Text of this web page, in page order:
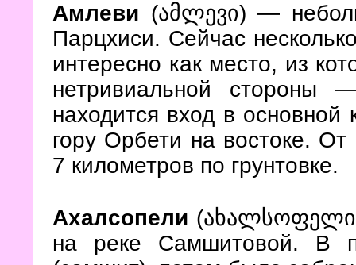
Амлеви (ამლევი)—
Парцхиси. Сейчас
интересно как место, из
нетривиальной стороны —
находится вход в
гору Орбети на востоке.
7 километров по грунтовке.
Ахалсопели
на реке Самшитовой. В